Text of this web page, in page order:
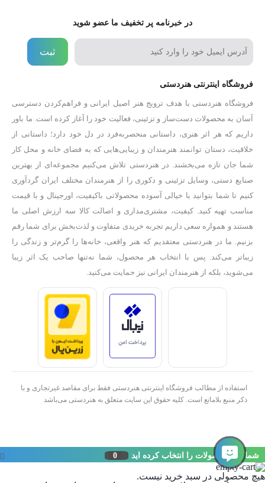
در خبرنامه پر تخفیف ما عضو شوید
ثبت
فروشگاه اینترنتی هنردستی
فروشگاه هنردستی با هدف ترویج هنر اصیل ایرانی و فراهم‌کردن دسترسی
آسان به محصولات دست‌ساز و تزئینی، فعالیت خود را آغاز کرده است. ما باور
داریم که هر اثر هنری، داستانی منحصر‌به‌فرد در دل خود دارد؛ داستانی از
خلاقیت، دستان توانمند هنرمندان و زیبایی‌هایی که به فضای خانه و محل کار
شما جان تازه می‌بخشند. در هنردستی تلاش می‌کنیم مجموعه‌ای از بهترین
صنایع دستی، وسایل تزئینی و دکوری را از هنرمندان مختلف ایران گردآوری
کنیم تا شما بتوانید با خیالی آسوده محصولاتی باکیفیت، اورجینال و با قیمت
مناسب تهیه کنید. کیفیت، مشتری‌مداری و اصالت کالا سه ارزش اصلی ما
هستند و همواره سعی داریم تجربه خریدی متفاوت و لذت‌بخش برای شما رقم
بزنیم. ما در هنردستی معتقدیم که هنر واقعی، خانه‌ها را گرم‌تر و زندگی را
زیباتر می‌کند. پس با انتخاب هر محصول، شما نه‌تنها صاحب یک اثر زیبا
می‌شوید، بلکه از هنرمندان ایرانی نیز حمایت می‌کنید.
استفاده از مطالب فروشگاه اینترنتی هنردستی فقط برای مقاصد غیرتجاری و با
ذکر منبع بلامانع است. کلیه حقوق این سایت متعلق به هنردستی می‌باشد
شما این محصولات را انتخاب کرده اید 0
هیچ محصولی در سبد خرید نیست.